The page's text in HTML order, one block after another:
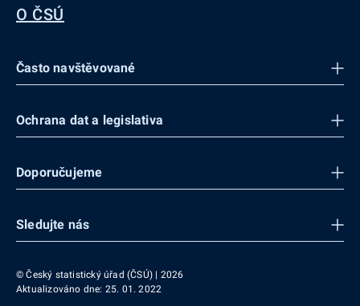
O ČSÚ
Často navštěvované
Ochrana dat a legislativa
Doporučujeme
Sledujte nás
© Český statistický úřad (ČSÚ) | 2026
Aktualizováno dne: 25. 01. 2022